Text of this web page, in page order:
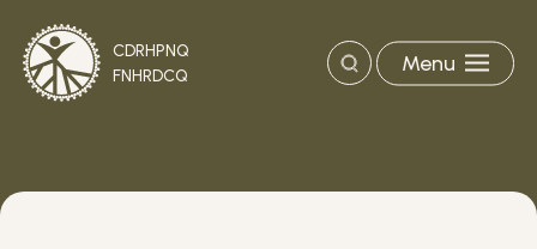
RechercheMenu
CDRHPNQ
FNHRDCQ